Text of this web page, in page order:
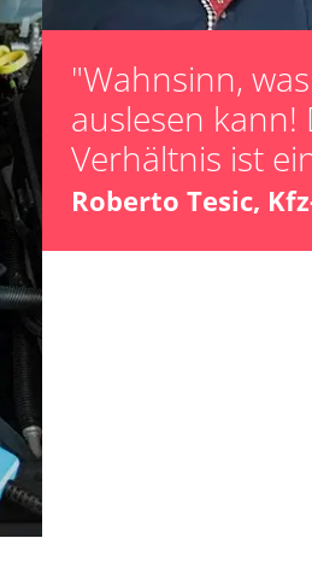
Kalibrierung
Reifendruck
Steuergerät
Steuergerät
Turbolader
"Wahnsinn,
auslesen kann!
Verhältnis ist
Roberto Tesic,